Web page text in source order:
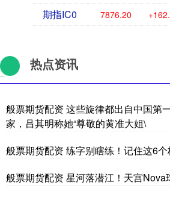
期指IC0 7873.80
热点资讯
般票期货配资 这些旋律都出自中国第
家，吕其明称她“尊敬的黄准大姐\
般票期货配资 练字别瞎练！记住这6
般票期货配资 星河落潜江！天宫Nova